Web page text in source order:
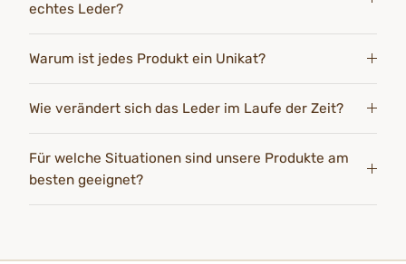
echtes Leder?
Warum ist jedes Produkt ein Unikat?
Wie verändert sich das Leder im Laufe der Zeit?
Für welche Situationen sind unsere Produkte am
besten geeignet?